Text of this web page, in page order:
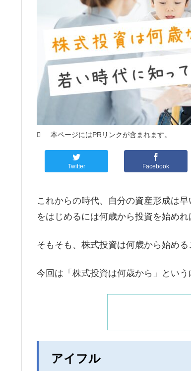
本ページにはPRリンクが含まれます。
Twitter Facebook
これからの時代、自分の資産形成は
をはじめるには何歳から投資を始め
そもそも、株式投資は何歳から始める
今回は「株式投資は何歳から」という
アイフル